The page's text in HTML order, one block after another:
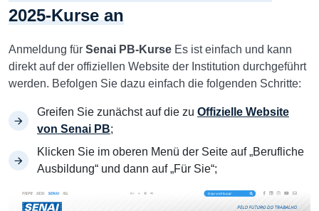
2025-Kurse an
Anmeldung für Senai PB-Kurse Es ist einfach und kann
direkt auf der offiziellen Website der Institution durchgeführt
werden. Befolgen Sie dazu einfach die folgenden Schritte:
Greifen Sie zunächst auf die zu Offizielle Website
von Senai PB;
Klicken Sie im oberen Menü der Seite auf „Berufliche
Ausbildung“ und dann auf „Für Sie“;